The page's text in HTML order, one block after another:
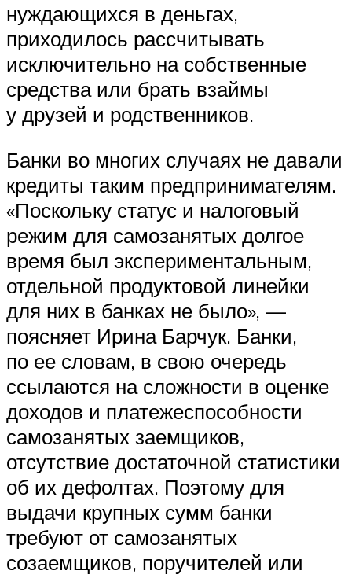
нуждающихся в деньгах,
приходилось рассчитывать
исключительно на собственные
средства или брать взаймы
у друзей и родственников.
Банки во многих случаях не давали
кредиты таким предпринимателям.
«Поскольку статус и налоговый
режим для самозанятых долгое
время был экспериментальным,
отдельной продуктовой линейки
для них в банках не было», —
поясняет Ирина Барчук. Банки,
по ее словам, в свою очередь
ссылаются на сложности в оценке
доходов и платежеспособности
самозанятых заемщиков,
отсутствие достаточной статистики
об их дефолтах. Поэтому для
выдачи крупных сумм банки
требуют от самозанятых
созаемщиков, поручителей или